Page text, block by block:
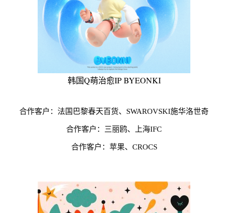
韩国Q萌治愈IP BYEONKI
合作客户：法国巴黎春天百货、SWAROVSKI施华洛世奇
合作客户：三丽鸥、上海IFC
合作客户：苹果、CROCS